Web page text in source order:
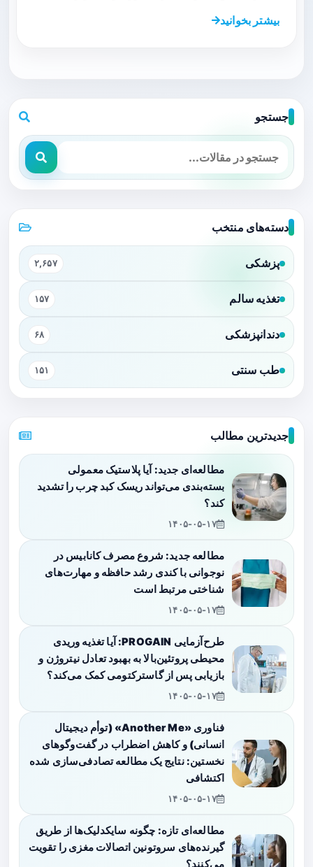
بیشتر بخوانید
جستجو
دسته‌های منتخب
پزشکی ۲,۶۵۷
تغذیه سالم ۱۵۷
دندانپزشکی ۶۸
طب سنتی ۱۵۱
جدیدترین مطالب
مطالعه‌ای جدید: آیا پلاستیک معمولی
بسته‌بندی می‌تواند ریسک کبد چرب را تشدید
کند؟
۱۴۰۵-۰۵-۱۷
مطالعه جدید: شروع مصرف کانابیس در
نوجوانی با کندی رشد حافظه و مهارت‌های
شناختی مرتبط است
۱۴۰۵-۰۵-۱۷
طرح‌آزمایی PROGAIN: آیا تغذیه وریدی
محیطی پروتئین‌بالا به بهبود تعادل نیتروژن و
بازیابی پس از گاسترکتومی کمک می‌کند؟
۱۴۰۵-۰۵-۱۷
فناوری «Another Me» (توأم دیجیتال
انسانی) و کاهش اضطراب در گفت‌وگوهای
نخستین: نتایج یک مطالعه تصادفی‌سازی شده
اکتشافی
۱۴۰۵-۰۵-۱۷
مطالعه‌ای تازه: چگونه سایکدلیک‌ها از طریق
گیرنده‌های سروتونین اتصالات مغزی را تقویت